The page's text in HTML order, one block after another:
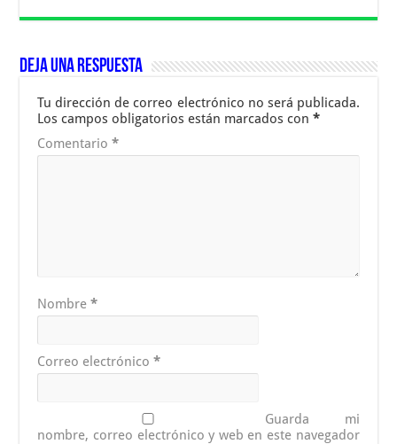
Deja una respuesta
Tu dirección de correo electrónico no será publicada.
Los campos obligatorios están marcados con*
Comentario*
Nombre*
Correo electrónico*
Guarda mi
nombre, correo electrónico y web en este navegador